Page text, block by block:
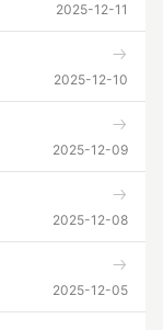
2025-12-11
2025-12-10
2025-12-09
2025-12-08
2025-12-05